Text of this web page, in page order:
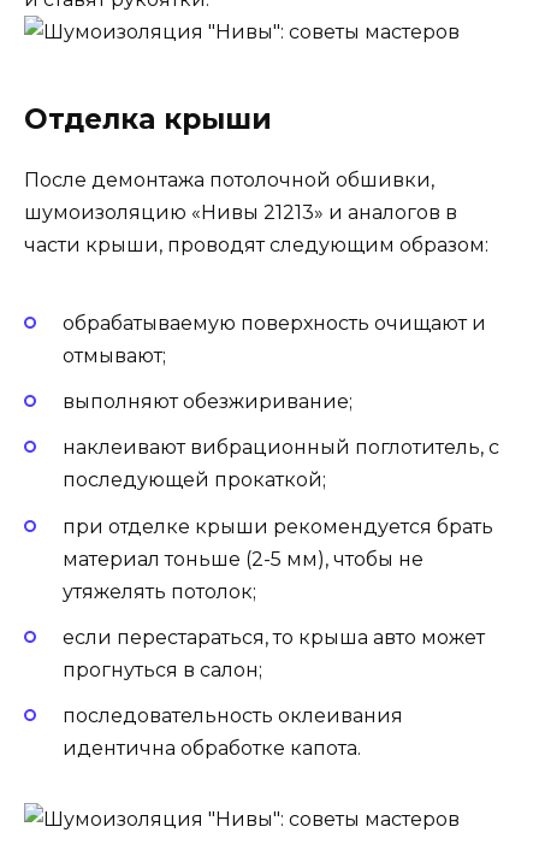
Отделка крыши
После демонтажа потолочной обшивки,
шумоизоляцию «Нивы 21213» и аналогов в
части крыши, проводят следующим образом:
обрабатываемую поверхность очищают и
отмывают;
выполняют обезжиривание;
наклеивают вибрационный поглотитель, с
последующей прокаткой;
при отделке крыши рекомендуется брать
материал тоньше (2-5 мм), чтобы не
утяжелять потолок;
если перестараться, то крыша авто может
прогнуться в салон;
последовательность оклеивания
идентична обработке капота.